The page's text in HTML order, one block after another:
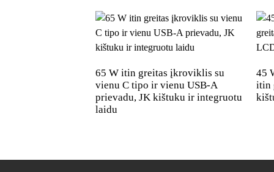
Saugos apsauga
Pakuotės dizainas
65 W itin greitas įkroviklis su
vienu C tipo ir vienu USB-A
prievadu, JK kištuku ir integruotu
laidu
45
itin